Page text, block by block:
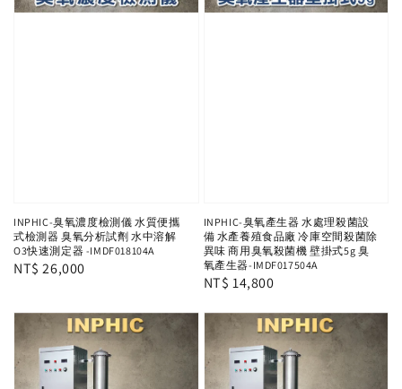
INPHIC-臭氧濃度檢測儀 水質便攜
式檢測器 臭氧分析試劑 水中溶解
O3快速測定器 -IMDF018104A
Regular
NT$ 26,000
INPHIC-臭氧產生器 水處理殺菌設
備 水產養殖食品廠 冷庫空間殺菌除
異味 商用臭氧殺菌機 壁掛式5g 臭
氧產生器-IMDF017504A
Regular
NT$ 14,800